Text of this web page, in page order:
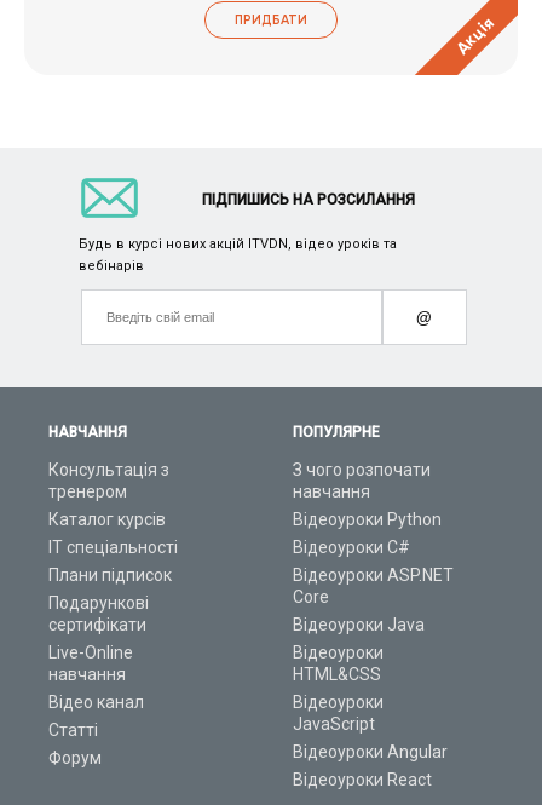
ПРИДБАТИ Акція
НАВЧАННЯ
Консультація з
тренером
Каталог курсів
ІТ спеціальності
Плани підписок
Подарункові
сертифікати
Live-Online
навчання
Відео канал
Статті
Форум
ПОПУЛЯРНЕ
З чого розпочати
навчання
Відеоуроки Python
Відеоуроки C#
Відеоуроки ASP.NET
Core
Відеоуроки Java
Відеоуроки
HTML&CSS
Відеоуроки
JavaScript
Відеоуроки Angular
Відеоуроки React
ПІДПИШИСЬ НА РОЗСИЛАННЯ
Будь в курсі нових акцій ITVDN, відео уроків та
вебінарів
@